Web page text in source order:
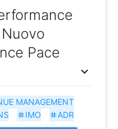
Pace
expand_more
MANAGEMENT
tag ADR
tag IMO